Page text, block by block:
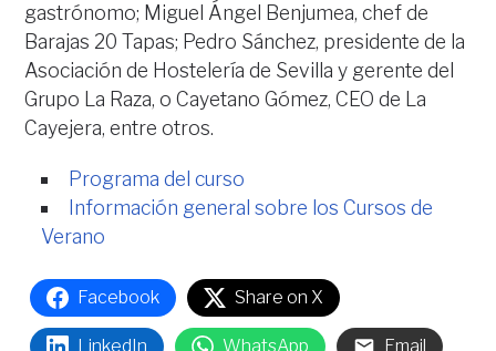
gastrónomo; Miguel Ángel Benjumea, chef de
Barajas 20 Tapas; Pedro Sánchez, presidente de la
Asociación de Hostelería de Sevilla y gerente del
Grupo La Raza, o Cayetano Gómez, CEO de La
Cayejera, entre otros.
Programa del curso
Información general sobre los Cursos de
Verano
Facebook Share on X
LinkedIn WhatsApp Email